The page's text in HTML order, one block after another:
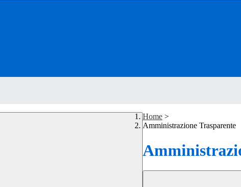
Home >
Amministrazione Trasparente